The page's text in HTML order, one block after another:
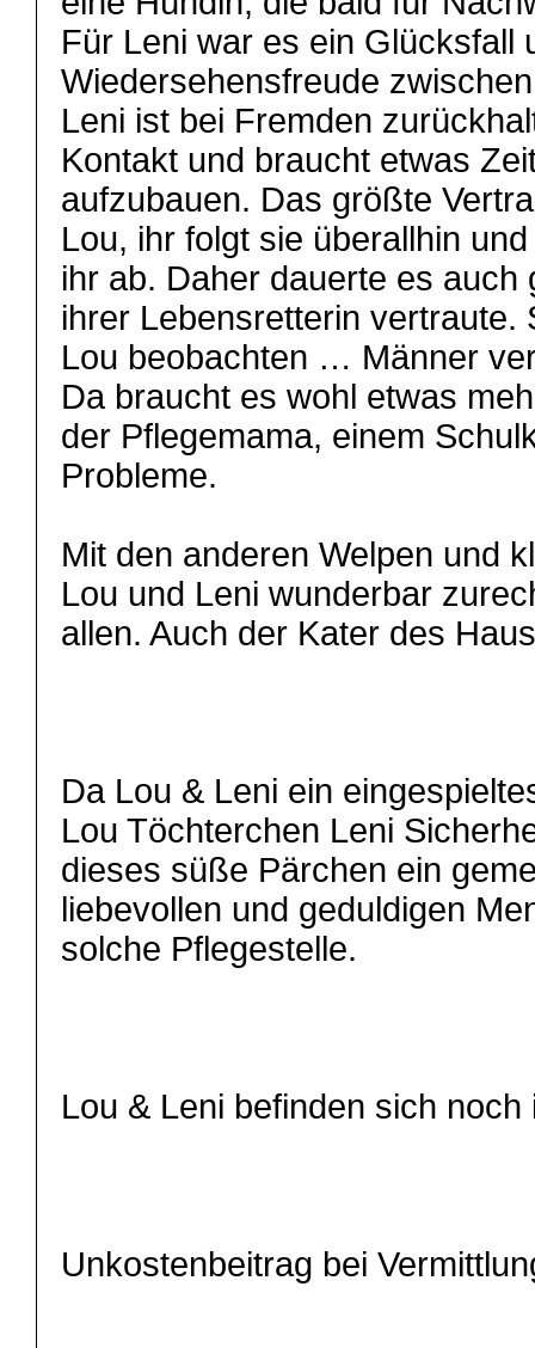
Für Leni war es ein Glücksfall
Wiedersehensfreude
Leni ist bei Fremden
Kontakt und braucht etwas
aufzubauen. Das größte
Lou, ihr folgt sie überallhin
ihr ab. Daher dauerte es auch
ihrer Lebensretterin vertraute.
Lou beobachten … Männer
Da braucht es wohl etwas
der Pflegemama, einem
Probleme.
Mit den anderen Welpen und
Lou und Leni wunderbar
allen. Auch der Kater des
Da Lou & Leni ein
Lou Töchterchen Leni
dieses süße Pärchen ein
liebevollen und geduldigen
solche Pflegestelle.
Lou & Leni befinden sich noch
Unkostenbeitrag bei